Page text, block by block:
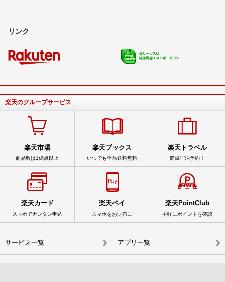
リンク
楽天のグループサービス
楽天市場
商品数は1億点以上
楽天ブックス
いつでも全品送料無料
楽天トラベル
簡単宿泊予約！
楽天カード
スマホでカンタン申込
楽天ペイ
スマホをお財布に
楽天PointClub
手軽にポイントを確認
サービス一覧 アプリ一覧